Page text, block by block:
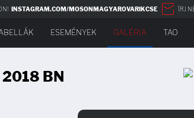
INSTAGRAM.COM/MOSONMAGYAROVARIKCSE ÍRJ
ESEMÉNYEK GALÉRIA TAO
BN